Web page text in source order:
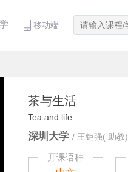
移动端
茶与生活
Tea and life
深圳大学 / 王钜强( 助教)
开课语种